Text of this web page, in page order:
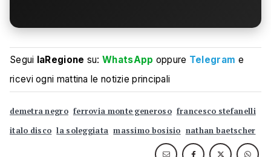
Segui laRegione su:WhatsApp oppure Telegram e
ricevi ogni mattina le notizie principali
demetra negro ferrovia monte generoso francesco stefanelli
italo disco la soleggiata massimo bosisio nathan baetscher